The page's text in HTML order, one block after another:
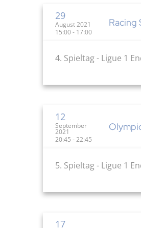
29
August 2021
15:00 - 17:00
Racing
4. Spieltag - Ligue 1
12
September
2021
20:45 - 22:45
5. Spieltag - Ligue 1
17